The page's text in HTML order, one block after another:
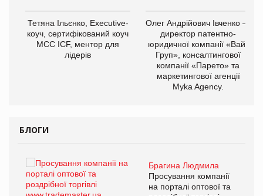
Тетяна Ільєнко, Executive-
коуч, сертифікований коуч
МСС ICF, ментор для
лідерів
Олег Андрійович Івченко —
директор патентно-
юридичної компанії «Вайз
Груп», консалтингової
компанії «Парето» та
маркетингової агенції
Myka Agency.
БЛОГИ
Брагина Людмила
Просування компанії
на порталі оптової та